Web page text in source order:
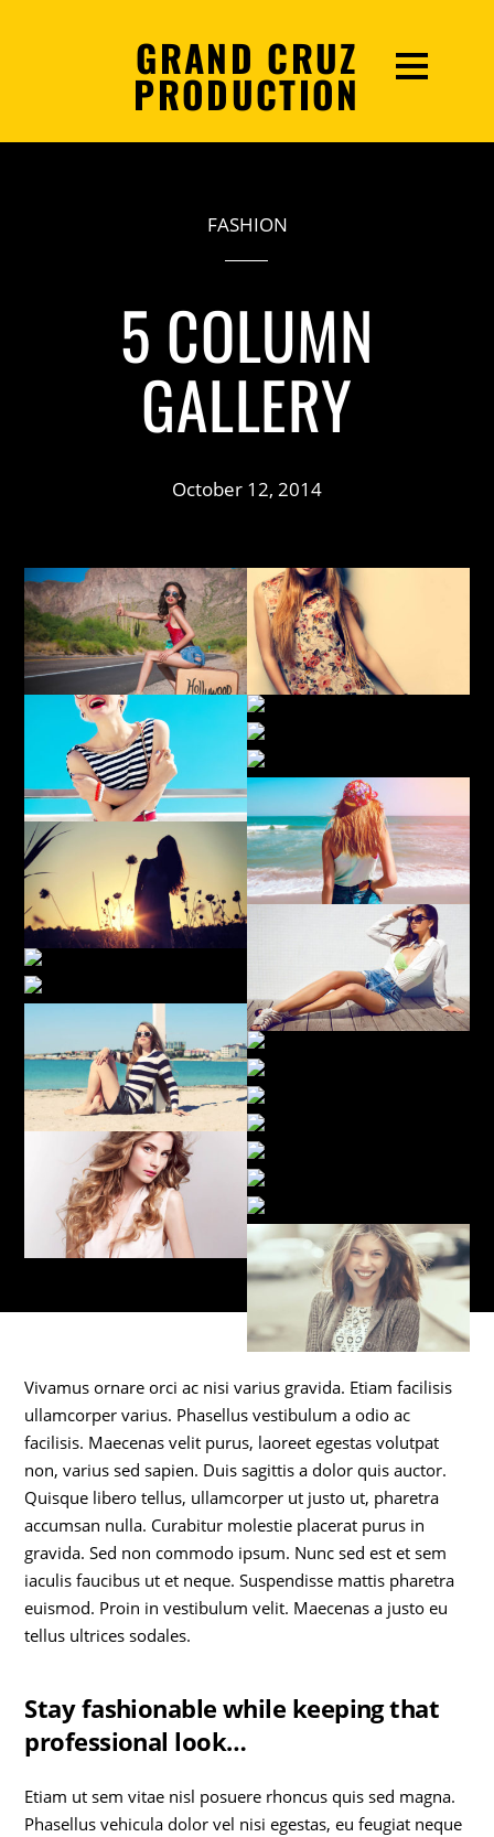
GRAND CRUZ
PRODUCTION
FASHION
5 COLUMN
GALLERY
October 12, 2014
Vivamus ornare orci ac nisi varius gravida. Etiam facilisis
ullamcorper varius. Phasellus vestibulum a odio ac
facilisis. Maecenas velit purus, laoreet egestas volutpat
non, varius sed sapien. Duis sagittis a dolor quis auctor.
Quisque libero tellus, ullamcorper ut justo ut, pharetra
accumsan nulla. Curabitur molestie placerat purus in
gravida. Sed non commodo ipsum. Nunc sed est et sem
iaculis faucibus ut et neque. Suspendisse mattis pharetra
euismod. Proin in vestibulum velit. Maecenas a justo eu
tellus ultrices sodales.
Stay fashionable while keeping that
professional look…
Etiam ut sem vitae nisl posuere rhoncus quis sed magna.
Phasellus vehicula dolor vel nisi egestas, eu feugiat neque